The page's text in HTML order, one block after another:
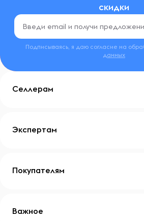
скидки
Подписываясь, я даю согласие на
данных
Селлерам
Экспертам
Покупателям
Важное